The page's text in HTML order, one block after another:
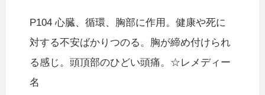
P104 心臓、循環、胸部に作用。健康や死に
対する不安ばかりつのる。胸が締め付けられ
る感じ。頭頂部のひどい頭痛。☆レメディー
名